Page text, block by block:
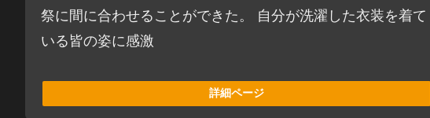
祭に間に合わせることができた。 自分が洗濯した衣装を着て
いる皆の姿に感激
詳細ページ